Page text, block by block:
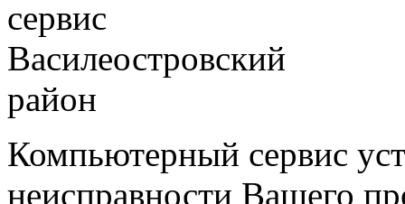
Компьютерный сервис
неисправности Вашего